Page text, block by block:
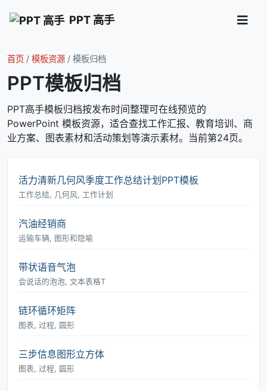
PPT 高手
首页 / 模板资源 / 模板归档
PPT模板归档
PPT高手模板归档按发布时间整理可在线预览的
PowerPoint 模板资源，适合查找工作汇报、教育培训、商
业方案、图表素材和活动策划等演示素材。当前第24页。
活力清新几何风季度工作总结计划PPT模板
工作总结, 几何风, 工作计划
汽油经销商
运输车辆, 图形和隐喻
带状语音气泡
会说话的泡泡, 文本表格T
链环循环矩阵
图表, 过程, 圆形
三步信息图形立方体
图表, 过程, 圆形